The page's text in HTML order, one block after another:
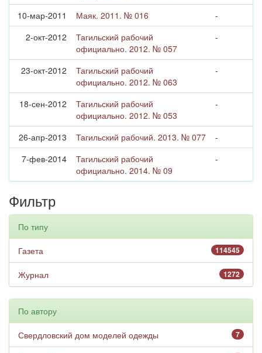
10-мар-2011 Маяк. 2011. № 016
-
2-окт-2012
Тагильский рабочий
официально. 2012. № 057
-
23-окт-2012
Тагильский рабочий
официально. 2012. № 063
-
18-сен-2012
Тагильский рабочий
официально. 2012. № 053
-
26-апр-2013 Тагильский рабочий. 2013. № 077
-
7-фев-2014
Тагильский рабочий
официально. 2014. № 09
-
Фильтр
По типу
114545
Газета
1272
Журнал
По автору
7
Свердловский дом моделей одежды